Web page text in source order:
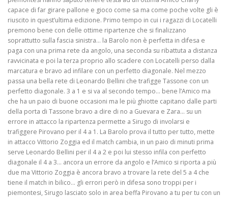
capace di far girare pallone e gioco come sa ma come poche volte gli è
riuscito in quest’ultima edizione. Primo tempo in cui i ragazzi di Locatelli
premono bene con delle ottime ripartenze che si finalizzano
soprattutto sulla fascia sinistra… la Barolo non è perfetta in difesa e
paga con una prima rete da angolo, una seconda su ribattuta a distanza
ravvicinata e poi la terza proprio allo scadere con Locatelli perso dalla
marcatura e bravo ad infilare con un perfetto diagonale. Nel mezzo
passa una bella rete di Leonardo Bellini che trafigge Tassone con un
perfetto diagonale. 3 a 1 e si va al secondo tempo… bene l’Amico ma
che ha un paio di buone occasioni ma le più ghiotte capitano dalle parti
della porta di Tassone bravo a dire di no a Guevara e Zara… su un
errore in attacco la ripartenza permette a Sirugo di involarsi e
trafiggere Pirovano per il 4 a 1. La Barolo prova il tutto per tutto, mette
in attacco Vittorio Zoggia ed il match cambia, in un paio di minuti prima
serve Leonardo Bellini per il 4 a 2 e poi lui stesso infila con perfetto
diagonale il 4 a 3… ancora un errore da angolo e l’Amico si riporta a più
due ma Vittorio Zoggia è ancora bravo a trovare la rete del 5 a 4 che
tiene il match in bilico… gli errori però in difesa sono troppi per i
piemontesi, Sirugo lasciato solo in area beffa Pirovano a tu per tu con un